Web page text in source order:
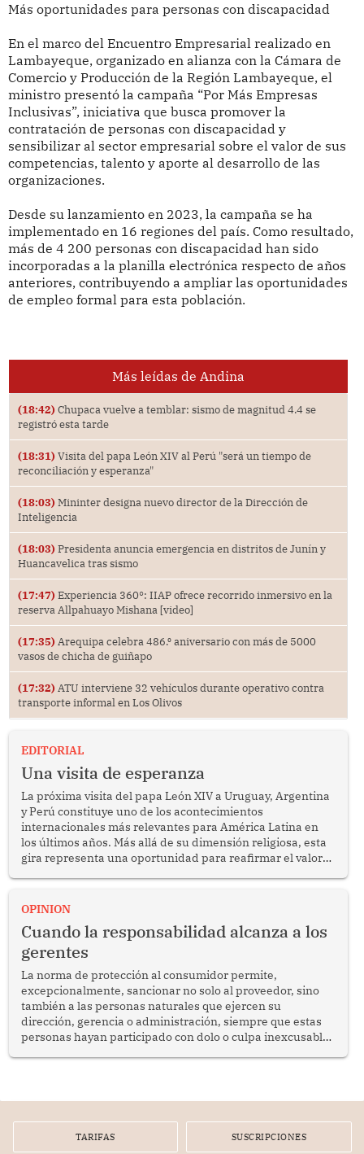
Más oportunidades para personas con discapacidad
En el marco del Encuentro Empresarial realizado en
Lambayeque, organizado en alianza con la Cámara de
Comercio y Producción de la Región Lambayeque, el
ministro presentó la campaña “Por Más Empresas
Inclusivas”, iniciativa que busca promover la
contratación de personas con discapacidad y
sensibilizar al sector empresarial sobre el valor de sus
competencias, talento y aporte al desarrollo de las
organizaciones.
Desde su lanzamiento en 2023, la campaña se ha
implementado en 16 regiones del país. Como resultado,
más de 4 200 personas con discapacidad han sido
incorporadas a la planilla electrónica respecto de años
anteriores, contribuyendo a ampliar las oportunidades
de empleo formal para esta población.
Más leídas de Andina
(18:42) Chupaca vuelve a temblar: sismo de magnitud 4.4 se
registró esta tarde
(18:31) Visita del papa León XIV al Perú "será un tiempo de
reconciliación y esperanza"
(18:03) Mininter designa nuevo director de la Dirección de
Inteligencia
(18:03) Presidenta anuncia emergencia en distritos de Junín y
Huancavelica tras sismo
(17:47) Experiencia 360°: IIAP ofrece recorrido inmersivo en la
reserva Allpahuayo Mishana [video]
(17:35) Arequipa celebra 486.⁰ aniversario con más de 5000
vasos de chicha de guiñapo
(17:32) ATU interviene 32 vehículos durante operativo contra
transporte informal en Los Olivos
EDITORIAL
Una visita de esperanza
La próxima visita del papa León XIV a Uruguay, Argentina
y Perú constituye uno de los acontecimientos
internacionales más relevantes para América Latina en
los últimos años. Más allá de su dimensión religiosa, esta
gira representa una oportunidad para reafirmar el valor
enfrenta desafíos en materia de desarrollo, cohesión
OPINION
Cuando la responsabilidad alcanza a los
gerentes
La norma de protección al consumidor permite,
excepcionalmente, sancionar no solo al proveedor, sino
también a las personas naturales que ejercen su
dirección, gerencia o administración, siempre que estas
personas hayan participado con dolo o culpa inexcusable
por la frustrada realización de un meet and greet con
TARIFAS SUSCRIPCIONES